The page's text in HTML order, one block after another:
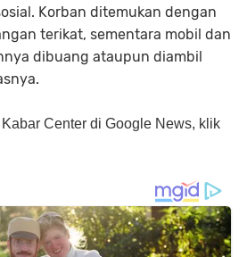
Korban ditemukan dengan
terikat, sementara mobil dan
dibuang ataupun diambil
Kabar Center di Google News, klik